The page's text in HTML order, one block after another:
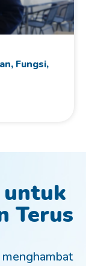
Fungsi,
untuk
Terus